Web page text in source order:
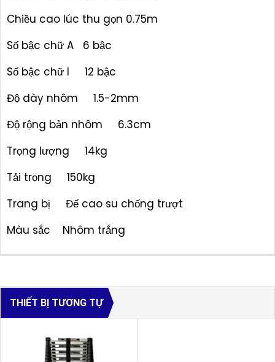
Chiều cao lúc thu gọn 0.75m
Số bậc chữ A 6 bậc
Số bậc chữ I 12 bậc
Độ dày nhôm 1.5-2mm
Độ rộng bản nhôm 6.3cm
Trọng lượng 14kg
Tải trọng 150kg
Trang bị Đế cao su chống trượt
Màu sắc Nhôm trắng
THIẾT BỊ TƯƠNG TỰ